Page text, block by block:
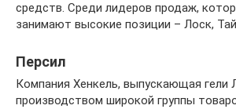
средств. Среди лидеров продаж,
занимают высокие позиции – Лоск,
Персил
Компания Хенкель, выпускающая гели
производством широкой группы